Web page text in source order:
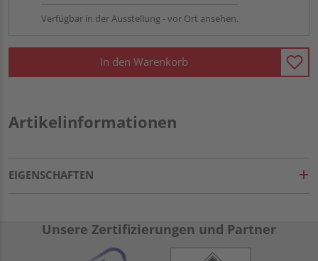
Verfügbar in der Ausstellung - vor Ort ansehen.
In den Warenkorb
Artikelinformationen
EIGENSCHAFTEN
Unsere Zertifizierungen und Partner